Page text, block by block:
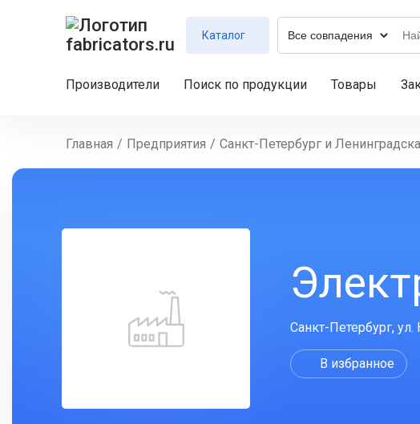
Каталог
Производители Поиск по продукции Товары
Главная / Предприятия / Санкт-Петербург и
Санкт-Петербург,
В избранное